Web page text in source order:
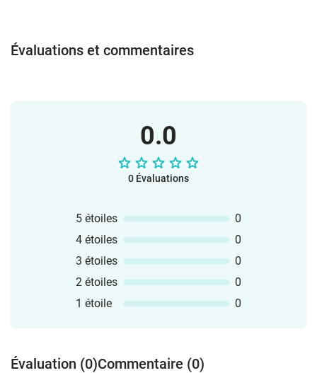
Évaluations et commentaires
0.0
0 Évaluations
5 étoiles
0
4 étoiles
0
3 étoiles
0
2 étoiles
0
1 étoile
0
Évaluation (0)Commentaire (0)